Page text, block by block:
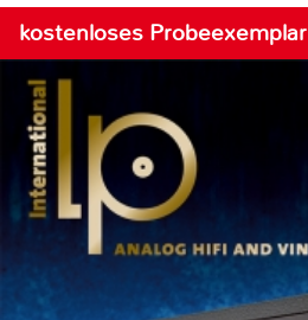
kostenloses Probeexemplar